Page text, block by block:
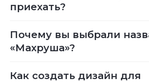
приехать?
Почему вы выбрали
«Махруша»?
Как создать дизайн для